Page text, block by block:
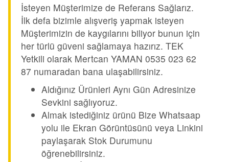
İsteyen Müşterimize de Referans Sağlarız.
İlk defa bizimle alışveriş yapmak isteyen
Müşterimizin de kaygılarını biliyor bunun için
her türlü güveni sağlamaya hazırız. TEK
Yetkili olarak Mertcan YAMAN 0535 023 62
87 numaradan bana ulaşabilirsiniz.
Aldığınız Ürünleri Aynı Gün Adresinize
Sevkini sağlıyoruz.
Almak istediğiniz ürünü Bize Whatsaap
yolu ile Ekran Görüntüsünü veya Linkini
paylaşarak Stok Durumunu
öğrenebilirsiniz.